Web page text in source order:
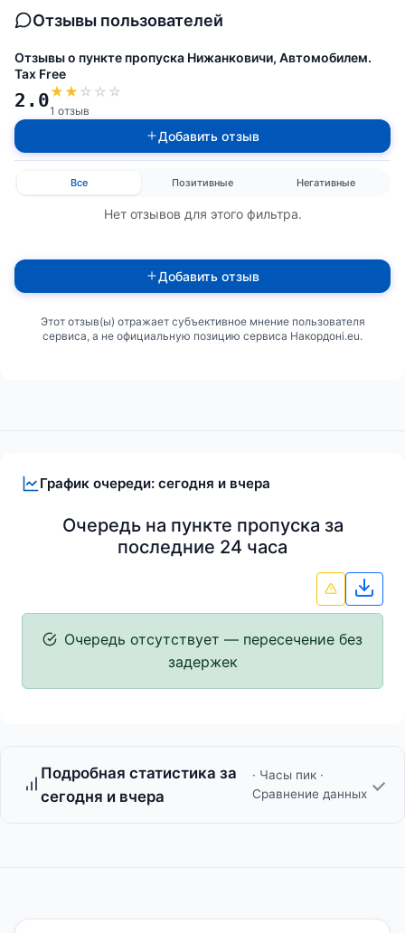
График очереди: сегодня и вчера
Очередь на пункте пропуска за
последние 24 часа
Очередь отсутствует — пересечение без
задержек
Подробная статистика за
сегодня и вчера
· Часы пик ·
Сравнение данных
Отзывы пользователей
Отзывы о пункте пропуска Нижанковичи, Автомобилем.
Tax Free
2.0★★ ☆ ☆ ☆
1 отзыв
Добавить отзыв
Все Позитивные Негативные
Нет отзывов для этого фильтра.
Добавить отзыв
Этот отзыв(ы) отражает субъективное мнение пользователя
сервиса, а не официальную позицию сервиса Накордоні.eu.